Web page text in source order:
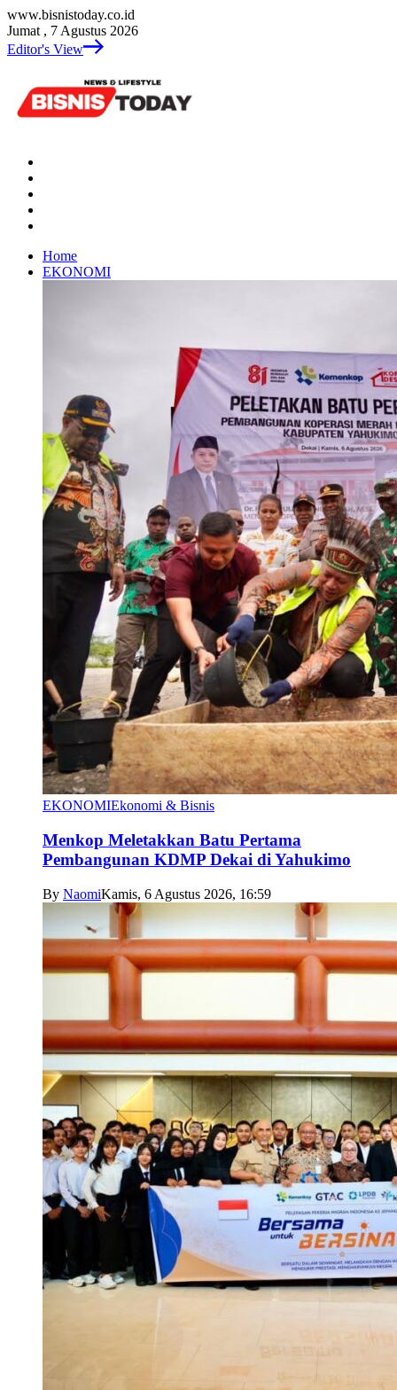
www.bisnistoday.co.id
Jumat , 7 Agustus 2026
Editor's View
Home
EKONOMI
EKONOMIEkonomi & Bisnis
Menkop Meletakkan Batu Pertama
Pembangunan KDMP Dekai di Yahukimo
By NaomiKamis, 6 Agustus 2026, 16:59